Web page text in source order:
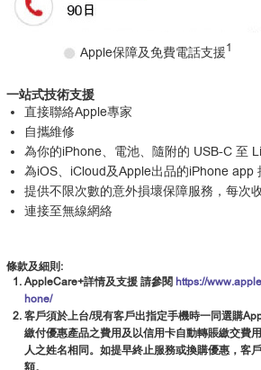
Apple保障及免費電話支援1
一站式技術支援
直接聯絡Apple專家
自攜維修
為你的iPhone、電池、隨附的 USB-C 至
為iOS、iCloud及Apple出品的iPhone app
提供不限次數的意外損壞保障服務，每次
連接至無線網絡
條款及細則:
AppleCare+詳情及支援 請參閱 https://
hone/
客戶須於上台/現有客戶出指定手機時一同選購
繳付優惠產品之費用及以信用卡自動轉賬繳交費
人之姓名相同。如提早終止服務或換購優惠，客